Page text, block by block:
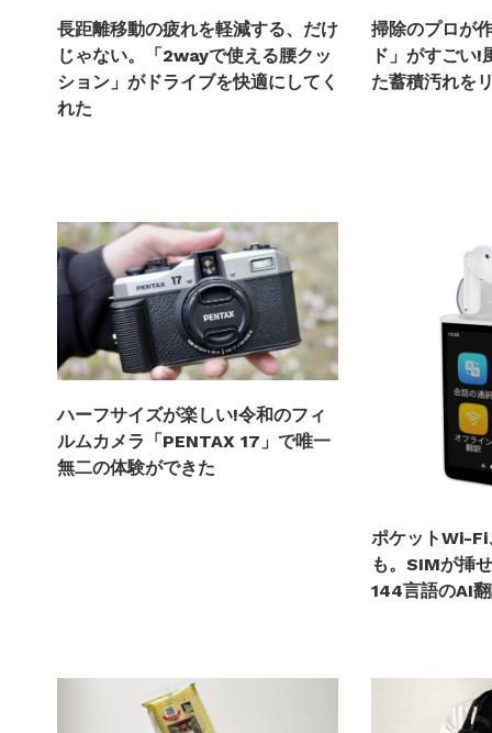
長距離移動の疲れを軽減する、だけ
じゃない。「2wayで使える腰クッ
ション」がドライブを快適にしてく
れた
掃除のプロが
ド」がすごい!
た蓄積汚れを
ハーフサイズが楽しい!令和のフィ
ルムカメラ「PENTAX 17」で唯一
無二の体験ができた
ポケットWi-Fi
も。SIMが挿
144言語のAI